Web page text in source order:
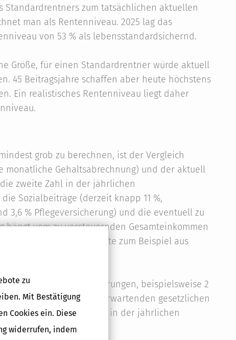
zu
Mit Bestätigung
Cookies ein. Diese
widerrufen, indem
Standardrentners zum tatsächlichen aktuellen
man als Rentenniveau. 2025 lag das
von 53 % als lebensstandardsichernd.
Größe, für einen Standardrentner würde aktuell
45 Beitragsjahre schaffen aber heute höchstens
Ein realistisches Rentenniveau liegt daher
grob zu berechnen, ist der Vergleich
Gehaltsabrechnung) und der aktuell
zweite Zahl in der jährlichen
Sozialbeiträge (derzeit knapp 11 %,
3,6 % Pflegeversicherung) und die eventuell zu
vom zu versteuernden Gesamteinkommen
alle anderen Einkünfte zum Beispiel aus
mögliche Gehaltssteigerungen, beispielsweise 2
mit der zu erwartenden gesetzlichen
(siehe die dritte Zahl in der jährlichen